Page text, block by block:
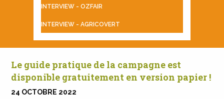
INTERVIEW - OZFAIR
INTERVIEW - AGRICOVERT
Le guide pratique de la campagne est
disponible gratuitement en version papier !
24 OCTOBRE 2022